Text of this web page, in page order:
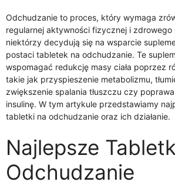
Odchudzanie to proces, który wymaga
regularnej aktywności fizycznej i
niektórzy decydują się na wsparcie
postaci tabletek na odchudzanie. Te
wspomagać redukcję masy ciała poprzez
takie jak przyspieszenie metabolizmu,
zwiększenie spalania tłuszczu czy
insulinę. W tym artykule przedstawiamy
tabletki na odchudzanie oraz ich działanie.
Najlepsze
Odchudzanie